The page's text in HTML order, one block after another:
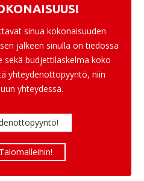
sinua kokonaisuuden
jälkeen sinulla on tiedossa
sekä budjettilaskelma koko
yhteydenottopyyntö, niin
yhteydessä.